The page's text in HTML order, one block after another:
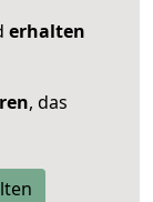
erhalten
, das